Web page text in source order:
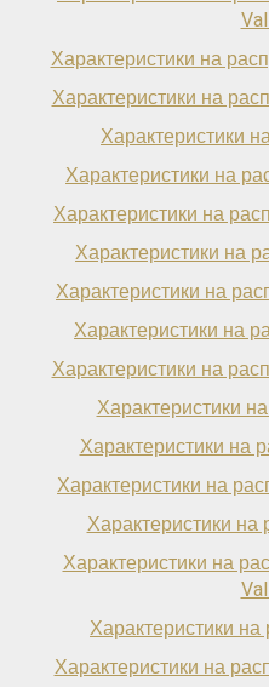
Характеристики на
Характеристики на
Характеристики
Характеристики на
Характеристики на
Характеристики на
Характеристики на
Характеристики на
Характеристики на
Характеристики
Характеристики на
Характеристики на
Характеристики на
Характеристики на
Характеристики
Характеристики на